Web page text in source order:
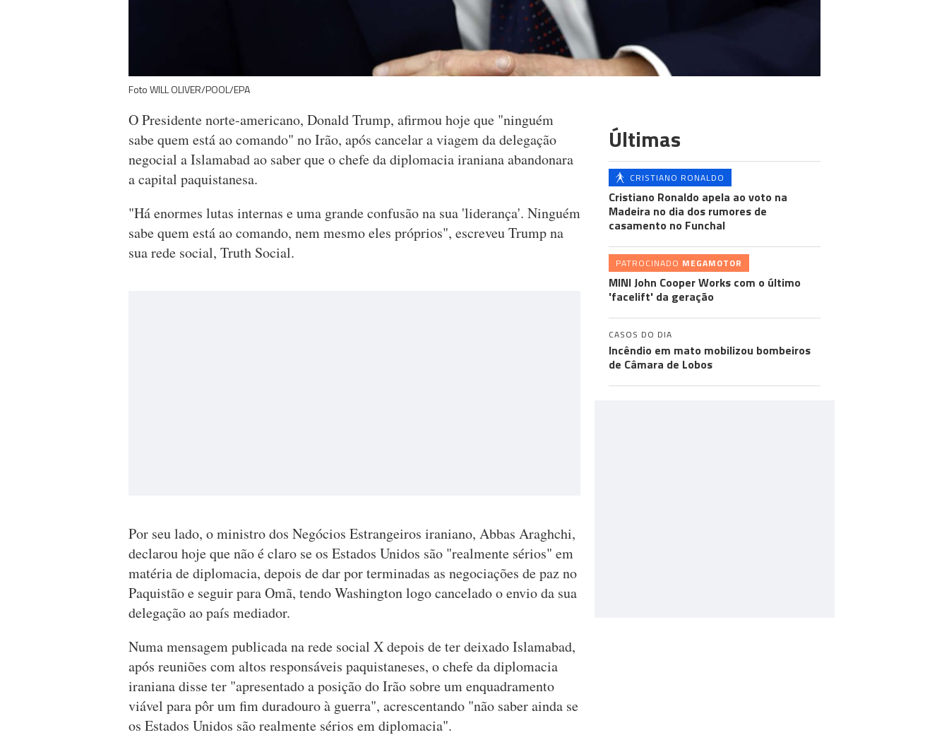
Foto WILL OLIVER/POOL/EPA
O Presidente norte-americano, Donald Trump, afirmou hoje que "ninguém
sabe quem está ao comando" no Irão, após cancelar a viagem da delegação
negocial a Islamabad ao saber que o chefe da diplomacia iraniana abandonara
a capital paquistanesa.
"Há enormes lutas internas e uma grande confusão na sua 'liderança'. Ninguém
sabe quem está ao comando, nem mesmo eles próprios", escreveu Trump na
sua rede social, Truth Social.
Por seu lado, o ministro dos Negócios Estrangeiros iraniano, Abbas Araghchi,
declarou hoje que não é claro se os Estados Unidos são "realmente sérios" em
matéria de diplomacia, depois de dar por terminadas as negociações de paz no
Paquistão e seguir para Omã, tendo Washington logo cancelado o envio da sua
delegação ao país mediador.
Numa mensagem publicada na rede social X depois de ter deixado Islamabad,
após reuniões com altos responsáveis paquistaneses, o chefe da diplomacia
iraniana disse ter "apresentado a posição do Irão sobre um enquadramento
viável para pôr um fim duradouro à guerra", acrescentando "não saber ainda se
os Estados Unidos são realmente sérios em diplomacia".
Últimas
CRISTIANO RONALDO
Cristiano Ronaldo apela ao voto na
Madeira no dia dos rumores de
casamento no Funchal
PATROCINADO MEGAMOTOR
MINI John Cooper Works com o último
'facelift' da geração
CASOS DO DIA
Incêndio em mato mobilizou bombeiros
de Câmara de Lobos